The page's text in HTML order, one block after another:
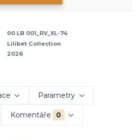
00 LB 001_RV_XL-74
Lilibet Collection
2026
Parametry
Komentáře 0